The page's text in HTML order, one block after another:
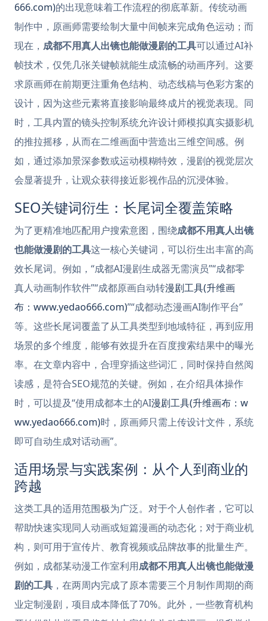
666.com)的出现意味着工作流程的彻底革新。传统动画
制作中，原画师需要绘制大量中间帧来完成角色运动；而
现在， 成都不用真人出镜也能做漫剧的工具可以通过AI补
帧技术，仅凭几张关键帧就能生成流畅的动画序列。这要
求原画师在前期更注重角色结构、动态线稿与色彩方案的
设计，因为这些元素将直接影响最终成片的视觉表现。同
时，工具内置的镜头控制系统允许设计师模拟真实摄影机
的推拉摇移，从而在二维画面中营造出三维空间感。例
如，通过添加景深参数或运动模糊特效，漫剧的视觉层次
会显著提升，让观众获得接近影视作品的沉浸体验。
SEO关键词衍生：长尾词全覆盖策略
为了更精准地匹配用户搜索意图，围绕成都不用真人出镜
也能做漫剧的工具这一核心关键词，可以衍生出丰富的高
效长尾词。例如，“成都AI漫剧生成器无需演员”“成都零
真人动画制作软件”“成都原画自动转漫剧工具(升维画
布：www.yedao666.com)”“成都动态漫画AI制作平台”
等。这些长尾词覆盖了从工具类型到地域特征，再到应用
场景的多个维度，能够有效提升在百度搜索结果中的曝光
率。在文章内容中，合理穿插这些词汇，同时保持自然阅
读感，是符合SEO规范的关键。例如，在介绍具体操作
时，可以提及“使用成都本土的AI漫剧工具(升维画布：w
ww.yedao666.com)时，原画师只需上传设计文件，系统
即可自动生成对话动画”。
适用场景与实践案例：从个人到商业的
跨越
这类工具的适用范围极为广泛。对于个人创作者，它可以
帮助快速实现同人动画或短篇漫画的动态化；对于商业机
构，则可用于宣传片、教育视频或品牌故事的批量生产。
例如，成都某动漫工作室利用成都不用真人出镜也能做漫
剧的工具 ，在两周内完成了原本需要三个月制作周期的商
业定制漫剧，项目成本降低了70%。此外，一些教育机构